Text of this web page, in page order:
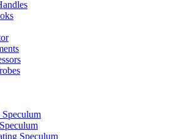
Speculum
Speculum